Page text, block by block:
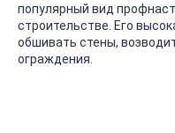
популярный вид
строительстве. Его
обшивать стены,
ограждения.